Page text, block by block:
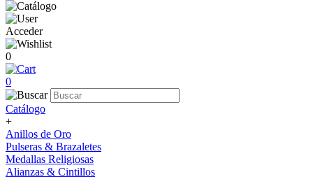
Acceder
0
0
Catálogo
+
Anillos de Oro
Pulseras & Brazaletes
Medallas Religiosas
Alianzas & Cintillos